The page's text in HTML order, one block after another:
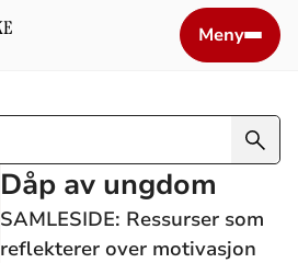
Meny
Dåp av ungdom
SAMLESIDE: Ressurser som
reflekterer over motivasjon